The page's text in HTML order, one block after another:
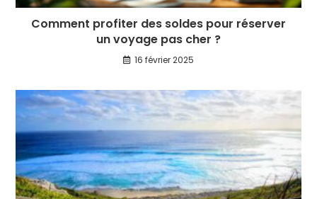
Comment profiter des soldes pour réserver
un voyage pas cher ?
16 février 2025